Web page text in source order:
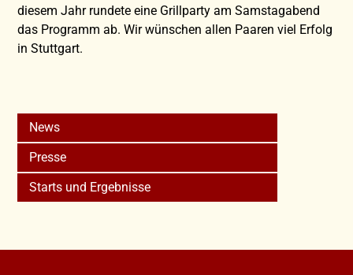
diesem Jahr rundete eine Grillparty am Samstagabend
das Programm ab. Wir wünschen allen Paaren viel Erfolg
in Stuttgart.
News
Presse
Starts und Ergebnisse